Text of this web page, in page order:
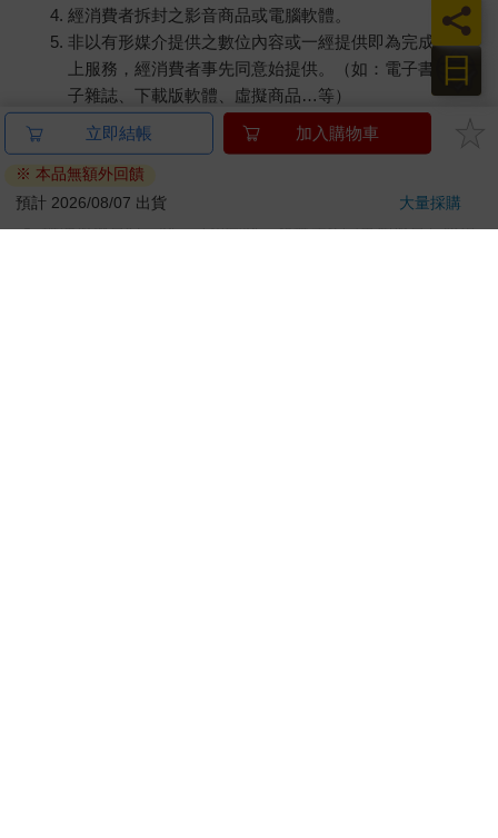
經消費者拆封之影音商品或電腦軟體。
非以有形媒介提供之數位內容或一經提供即為完成之線
上服務，經消費者事先同意始提供。（如：電子書、電
子雜誌、下載版軟體、虛擬商品…等）
已拆封之個人衛生用品。（如：內衣褲、刮鬍刀、除毛
若非上列種類商品，均享有到貨7天的猶豫期（含例假
日）。
辦理退換貨時，商品（組合商品恕無法接受單獨退貨）必須
立即結帳 加入購物車
※ 本品無額外回饋
預計 2026/08/07 出貨
大量採購
日
員